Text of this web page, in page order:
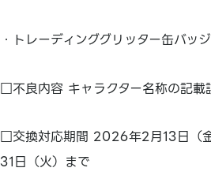
・トレーディンググリッター缶バッジ
□不良内容 キャラクター名称の記載
□交換対応期間 2026年2月13日（
31日（火）まで